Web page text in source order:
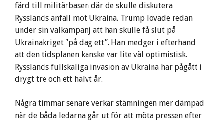
färd till militärbasen där de skulle diskutera
Rysslands anfall mot Ukraina. Trump lovade redan
under sin valkampanj att han skulle få slut på
Ukrainakriget ”på dag ett”. Han medger i efterhand
att den tidsplanen kanske var lite väl optimistisk.
Rysslands fullskaliga invasion av Ukraina har pågått i
drygt tre och ett halvt år.
Några timmar senare verkar stämningen mer dämpad
när de båda ledarna går ut för att möta pressen efter